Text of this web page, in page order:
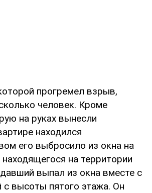
прогремел взрыв,
человек. Кроме
на руках вынесли
находился
его выбросило из окна на
на территории
выпал из окна вместе с
с высоты пятого этажа. Он